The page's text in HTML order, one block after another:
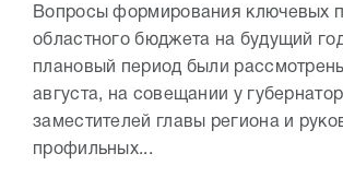
Вопросы формирования ключевых
областного бюджета на будущий
плановый период были
августа, на совещании у
заместителей главы региона и
профильных...